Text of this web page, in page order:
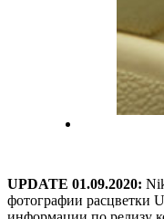
UPDATE 01.09.2020:
фотографии расцветки